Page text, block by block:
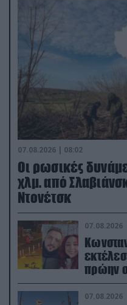
07.08.2026 | 08:02
Οι ρωσικές
χλμ. από
Ντονέτσκ
07.08.2026
πρώην
07.08.2026